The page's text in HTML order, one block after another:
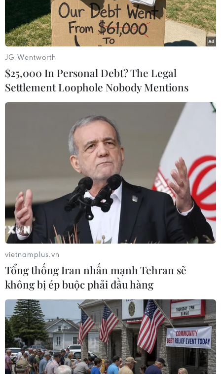
(Nguồn: Mirror)
JG Wentworth
$25,000 In Personal Debt? The Legal
Settlement Loophole Nobody Mentions
vietnamplus.vn
Tổng thống Iran nhấn mạnh Tehran sẽ
không bị ép buộc phải đầu hàng